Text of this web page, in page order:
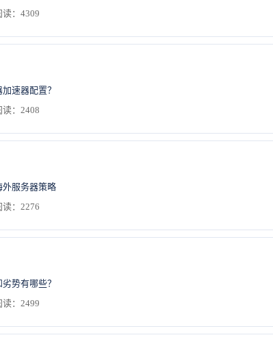
读：4309
速器配置？
读：2408
服务器策略
读：2276
势有哪些？
读：2499